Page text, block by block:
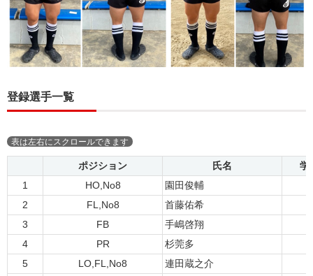
登録選手一覧
ポジション 氏名
学
1
HO,No8 園田俊輔
2
FL,No8 首藤佑希
3
FB 手嶋啓翔
4
PR 杉莞多
5
LO,FL,No8 連田蔵之介